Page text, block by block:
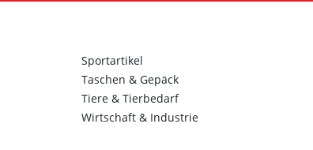
Sportartikel
Taschen & Gepäck
Tiere & Tierbedarf
Wirtschaft & Industrie